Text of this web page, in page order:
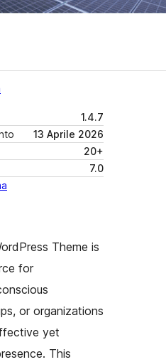
1.4.7
13 Aprile 2026
20+
7.0
Theme is
for
or organizations
yet
This